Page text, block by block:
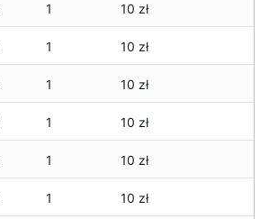
1 10 zł
1 10 zł
1 10 zł
1 10 zł
1 10 zł
1 10 zł